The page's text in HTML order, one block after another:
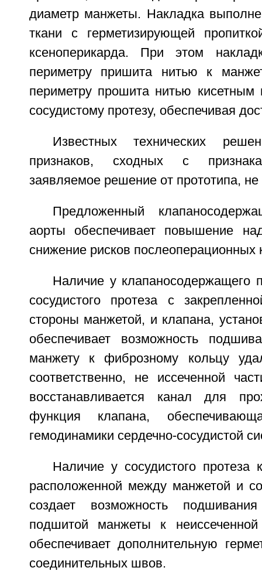
диаметр манжеты. Накладка
ткани с герметизирующей
ксеноперикарда. При этом
периметру пришита нитью к
периметру прошита нитью
сосудистому протезу, обеспечивая
Известных технических
признаков, сходных с
заявляемое решение от прототипа,
Предложенный
аорты обеспечивает повышение
снижение рисков послеоперационных
Наличие у клапаносодержащего
сосудистого протеза с
стороны манжетой, и клапана,
обеспечивает возможность
манжету к фиброзному кольцу
соответственно, не иссеченной
восстанавливается канал для
функция клапана,
гемодинамики сердечно-сосудистой
Наличие у сосудистого протеза
расположенной между манжетой и
создает возможность
подшитой манжеты к
обеспечивает дополнительную
соединительных швов.